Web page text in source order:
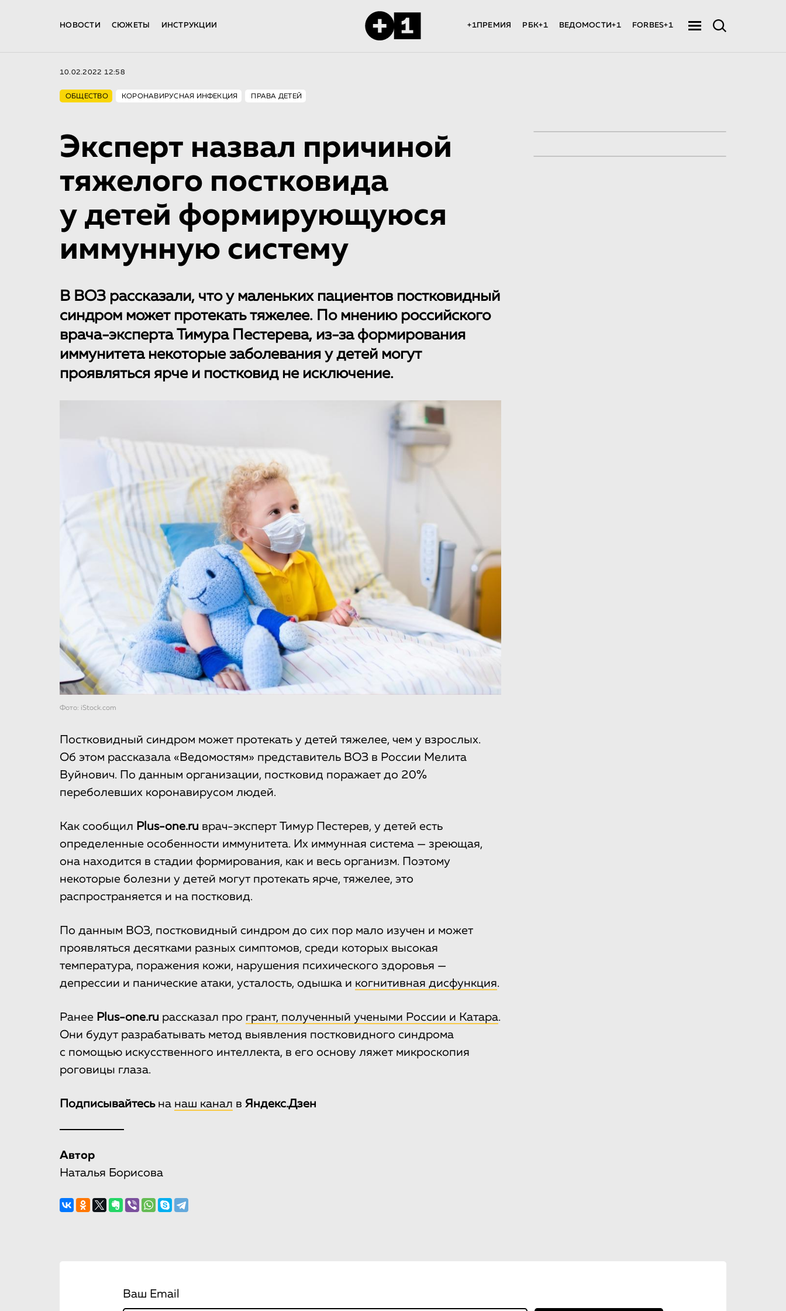
НОВОСТИ СЮЖЕТЫ ИНСТРУКЦИИ +1ПРЕМИЯ РБК+1 ВЕДОМОСТИ+1 FORBES+1
10.02.2022 12:58
ОБЩЕСТВО КОРОНАВИРУСНАЯ ИНФЕКЦИЯ ПРАВА ДЕТЕЙ
Эксперт назвал причиной
тяжелого постковида
у детей формирующуюся
иммунную систему
В ВОЗ рассказали, что у маленьких пациентов постковидный
синдром может протекать тяжелее. По мнению российского
врача-эксперта Тимура Пестерева, из-за формирования
иммунитета некоторые заболевания у детей могут
проявляться ярче и постковид не исключение.
Фото: iStock.com
Постковидный синдром может протекать у детей тяжелее, чем у взрослых.
Об этом рассказала «Ведомостям» представитель ВОЗ в России Мелита
Вуйнович. По данным организации, постковид поражает до 20%
переболевших коронавирусом людей.
Как сообщил Рlus-one.ru врач-эксперт Тимур Пестерев, у детей есть
определенные особенности иммунитета. Их иммунная система — зреющая,
она находится в стадии формирования, как и весь организм. Поэтому
некоторые болезни у детей могут протекать ярче, тяжелее, это
распространяется и на постковид.
По данным ВОЗ, постковидный синдром до сих пор мало изучен и может
проявляться десятками разных симптомов, среди которых высокая
температура, поражения кожи, нарушения психического здоровья —
депрессии и панические атаки, усталость, одышка и когнитивная дисфункция.
Ранее Plus-one.ru рассказал про грант, полученный учеными России и Катара.
Они будут разрабатывать метод выявления постковидного синдрома
с помощью искусственного интеллекта, в его основу ляжет микроскопия
роговицы глаза.
Подписывайтесьна наш канал в Яндекс.Дзен
Автор
Наталья Борисова
Ваш Email